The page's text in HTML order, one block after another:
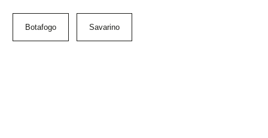
Botafogo Savarino